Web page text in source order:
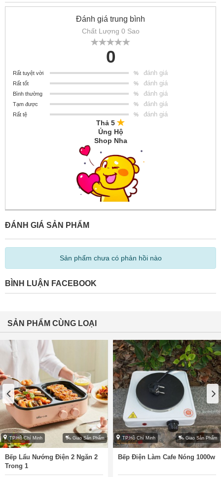
Đánh giá trung bình
Chất Lượng 0 Sao
0
Rất tuyệt vời % đánh giá
Rất tốt % đánh giá
Bình thường % đánh giá
Tạm được % đánh giá
Rất tệ % đánh giá
Thả 5
Ủng Hộ
Shop Nha
ĐÁNH GIÁ SẢN PHẨM
Sản phẩm chưa có phản hồi nào
BÌNH LUẬN FACEBOOK
SẢN PHẨM CÙNG LOẠI
TP.Hồ Chí Minh Giao Sản Phẩm
Bếp Lẩu Nướng Điện 2 Ngăn 2
Trong 1
TP.Hồ Chí Minh Giao Sản Phẩm
Bếp Điện Làm Cafe Nóng 1000w